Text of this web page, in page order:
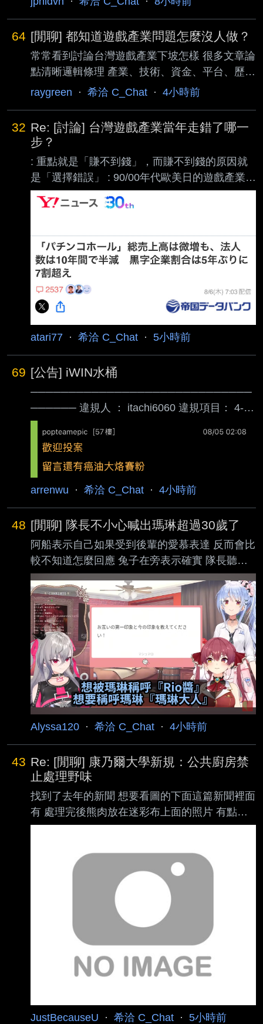
買到隨緣 但也不太想去看每攤都空的 爬文感覺
都是老司機動不動就早上4、5點排隊 進去又超
級擠 體力上我排個1、2小時應該還行吧 那麼以
新手體驗來說 這樣值得去嗎？ --
64 [閒聊] 都知道遊戲產業問題怎麼沒人做？
常常看到討論台灣遊戲產業下坡怎樣 很多文章論
點清晰邏輯條理 產業、技術、資金、平台、歷史
都很有道理 似乎產業解方呼之欲出 但現實就是
隻 是因為沒救了嗎？ ----- Sent from JPTT on
my iPhone --
raygreen · 希洽 C_Chat · 4小時前
32 Re: [討論] 台灣遊戲產業當年走錯了哪一
步？
: 重點就是「賺不到錢」，而賺不到錢的原因就
是「選擇錯誤」 : 90/00年代歐美日的遊戲產業為
啥賺的到錢?? : 歐美日到2026年還是世界三大遊
戲市場，他們完全可以靠自家市場就夠活下來 :
國單機遊戲市場要到2020年代之後才起來 : 但台
灣人以為靠中國市場就好，所以完全沒想過去賺
全世界的錢 : PC要到Steam完全起來之後才能賺
全世界的錢，而這之前單機要賺全世界錢最好選
擇是家機 : 95-05這十年PC還不流行通用遊戲引
atari77 · 希洽 C_Chat · 5小時前
69 [公告] iWIN水桶
─────────────────────────────
────── 違規人 ： itachi6060 違規項目： 4-7
罰則 ： 水桶 30 日 + 退文 違規文章：
#1gT8FMKI (C_Chat) 檢舉文章： #1gT8Zoc7
(C_ChatBM) 違規事證：z-1-19-6-7-1438 作者
itachi6060 (丞相) 看板C_Chat 標題[討論]
iWIN：「漫畫是兒童性虐待」
────── ───────────────
arrenwu · 希洽 C_Chat · 4小時前
48 [閒聊] 隊長不小心喊出瑪琳超過30歲了
阿船表示自己如果受到後輩的愛慕表達 反而會比
較不知道怎麼回應 兔子在旁表示確實 隊長聽到
後 就直接開戳 喂30歲！
https://i.urusai.cc/E729m.jpg
https://i.urusai.cc/U6LzO.jpg
https://i.urusai.cc/ROMoP.jpg
https://i.urusai.cc/U1mEq.jpg
https://i.urusai.cc/SfcLH.jpg
https://i.urusai.cc/6ZJyS.jpg https://youtu.be/
Alyssa120 · 希洽 C_Chat · 4小時前
43 Re: [閒聊] 康乃爾大學新規：公共廚房禁
止處理野味
找到了去年的新聞 想要看圖的下面這篇新聞裡面
有 處理完後熊肉放在迷彩布上面的照片 有點血
腥我就不轉貼了 https://bely.cc/BZK9Ck 冰箱裡
房照片 https://i.verb.tw/vV8kCQgH.jpg 老實說校
規沒禁止就是合法 看起來也沒把廚房炸了 但可
能對有些人來說觀感不佳吧 :
https://www.cna.com.tw/news/aopl/2026080901
75.aspx : 康乃爾大學（Cor
JustBecauseU · 希洽 C_Chat · 5小時前